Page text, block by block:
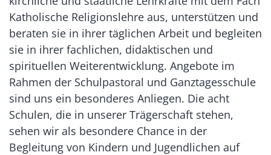
Katholische Religionslehre aus, unterstützen und
beraten sie in ihrer täglichen Arbeit und begleiten
sie in ihrer fachlichen, didaktischen und
spirituellen Weiterentwicklung. Angebote im
Rahmen der Schulpastoral und Ganztagesschule
sind uns ein besonderes Anliegen. Die acht
Schulen, die in unserer Trägerschaft stehen,
sehen wir als besondere Chance in der
Begleitung von Kindern und Jugendlichen auf